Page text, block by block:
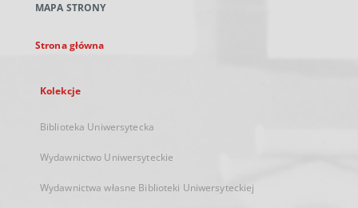
karcie
MAPA STRONY
Strona główna
Kolekcje
Biblioteka Uniwersytecka
Wydawnictwo Uniwersyteckie
Wydawnictwa własne Biblioteki Uniwersyteckiej